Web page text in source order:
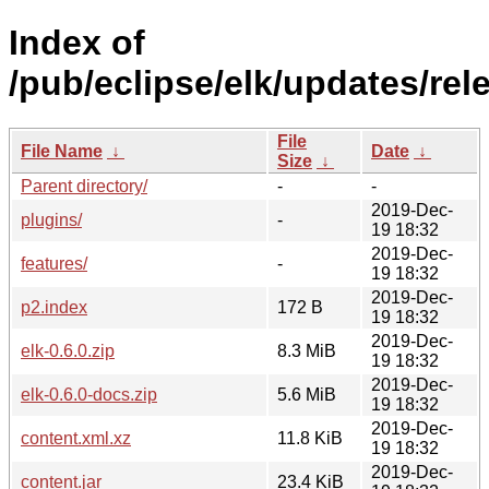
Index of
/pub/eclipse/elk/updates/
File Name ↓
File
Size ↓
Date ↓
Parent directory/
-
-
plugins/
-
2019-Dec-
19 18:32
features/
-
2019-Dec-
19 18:32
p2.index
172 B
2019-Dec-
19 18:32
elk-0.6.0.zip
8.3 MiB
2019-Dec-
19 18:32
elk-0.6.0-docs.zip
5.6 MiB
2019-Dec-
19 18:32
content.xml.xz
11.8 KiB
2019-Dec-
19 18:32
content.jar
23.4 KiB
2019-Dec-